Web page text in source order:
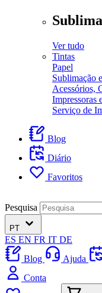
Ver tudo
Tintas
Papel
Sublimação
Acessórios,
Impressoras
Serviço de
Blog
Diário
Favoritos
Pesquisa
PT
ES EN FR IT DE
Blog
Ajuda
Conta